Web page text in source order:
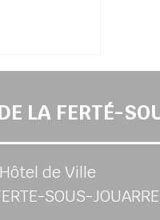
LA FERTÉ-
de Ville
SOUS-JOUARRE